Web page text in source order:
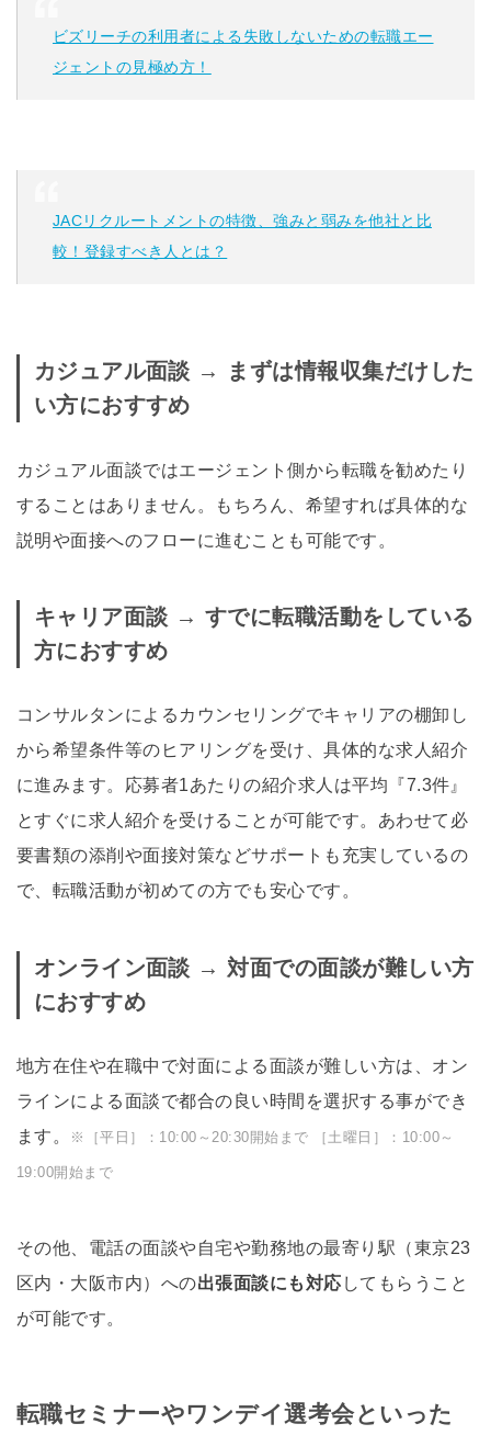
ビズリーチの利用者による失敗しないための転職エー
ジェントの見極め方！
JACリクルートメントの特徴、強みと弱みを他社と比
較！登録すべき人とは？
カジュアル面談 → まずは情報収集だけした
い方におすすめ
カジュアル面談ではエージェント側から転職を勧めたり
することはありません。もちろん、希望すれば具体的な
説明や面接へのフローに進むことも可能です。
キャリア面談 → すでに転職活動をしている
方におすすめ
コンサルタンによるカウンセリングでキャリアの棚卸し
から希望条件等のヒアリングを受け、具体的な求人紹介
に進みます。応募者1あたりの紹介求人は平均『7.3件』
とすぐに求人紹介を受けることが可能です。あわせて必
要書類の添削や面接対策などサポートも充実しているの
で、転職活動が初めての方でも安心です。
オンライン面談 → 対面での面談が難しい方
におすすめ
地方在住や在職中で対面による面談が難しい方は、オン
ラインによる面談で都合の良い時間を選択する事ができ
ます。
※［平日］：10:00～20:30開始まで ［土曜日］：10:00～
19:00開始まで
その他、電話の面談や自宅や勤務地の最寄り駅（東京23
区内・大阪市内）への出張面談にも対応 してもらうこと
が可能です。
転職セミナーやワンデイ選考会といった